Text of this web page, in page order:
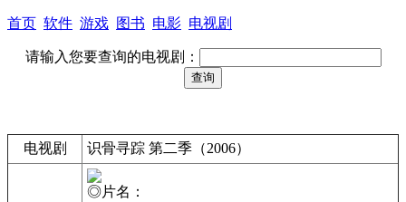
首页 软件 游戏 图书 电影 电视剧
请输入您要查询的电视剧：
电视剧 识骨寻踪 第二季（2006）
◎片名：